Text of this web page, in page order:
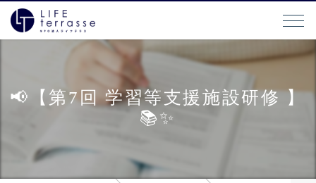
📢【第7回 学習等支援施設研修 】
📚✨